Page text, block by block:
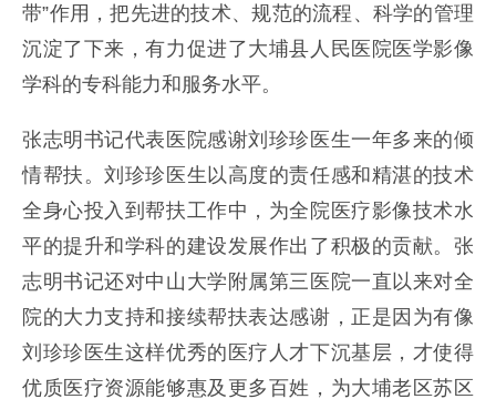
带”作用，把先进的技术、规范的流程、科学的管理
沉淀了下来，有力促进了大埔县人民医院医学影像
学科的专科能力和服务水平。
张志明书记代表医院感谢刘珍珍医生一年多来的倾
情帮扶。刘珍珍医生以高度的责任感和精湛的技术
全身心投入到帮扶工作中，为全院医疗影像技术水
平的提升和学科的建设发展作出了积极的贡献。张
志明书记还对中山大学附属第三医院一直以来对全
院的大力支持和接续帮扶表达感谢，正是因为有像
刘珍珍医生这样优秀的医疗人才下沉基层，才使得
优质医疗资源能够惠及更多百姓，为大埔老区苏区